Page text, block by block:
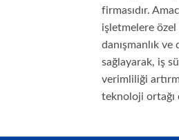
firmasıdır.
işletmelere
danışmanlık
sağlayarak, iş
verimliliği
teknoloji ortağı